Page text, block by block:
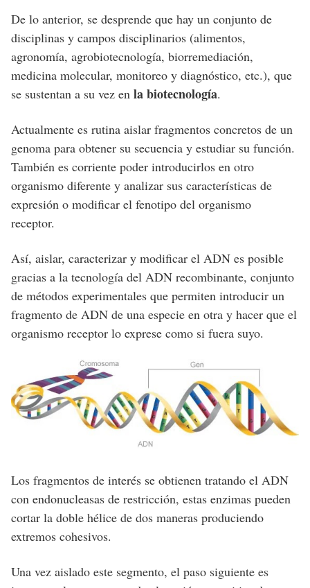
De lo anterior, se desprende que hay un conjunto de
disciplinas y campos disciplinarios (alimentos,
agronomía, agrobiotecnología, biorremediación,
medicina molecular, monitoreo y diagnóstico, etc.), que
se sustentan a su vez en la biotecnología.
Actualmente es rutina aislar fragmentos concretos de un
genoma para obtener su secuencia y estudiar su función.
También es corriente poder introducirlos en otro
organismo diferente y analizar sus características de
expresión o modificar el fenotipo del organismo
receptor.
Así, aislar, caracterizar y modificar el ADN es posible
gracias a la tecnología del ADN recombinante, conjunto
de métodos experimentales que permiten introducir un
fragmento de ADN de una especie en otra y hacer que el
organismo receptor lo exprese como si fuera suyo.
Los fragmentos de interés se obtienen tratando el ADN
con endonucleasas de restricción, estas enzimas pueden
cortar la doble hélice de dos maneras produciendo
extremos cohesivos.
Una vez aislado este segmento, el paso siguiente es